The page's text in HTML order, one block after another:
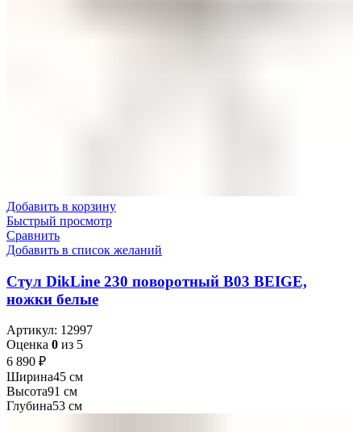
Добавить в корзину
Быстрый просмотр
Сравнить
Добавить в список желаний
Стул DikLine 230 поворотный B03 BEIGE,
ножки белые
Артикул: 12997
Оценка 0 из 5
₽
Ширина45 см
Высота91 см
Глубина53 см